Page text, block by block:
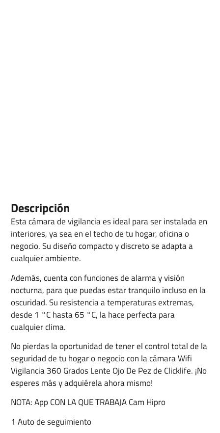
Descripción
Esta cámara de vigilancia es ideal para ser instalada en
interiores, ya sea en el techo de tu hogar, oficina o
negocio. Su diseño compacto y discreto se adapta a
cualquier ambiente.
Además, cuenta con funciones de alarma y visión
nocturna, para que puedas estar tranquilo incluso en la
oscuridad. Su resistencia a temperaturas extremas,
desde 1 °C hasta 65 °C, la hace perfecta para
cualquier clima.
No pierdas la oportunidad de tener el control total de la
seguridad de tu hogar o negocio con la cámara Wifi
Vigilancia 360 Grados Lente Ojo De Pez de Clicklife. ¡No
esperes más y adquiérela ahora mismo!
NOTA: App CON LA QUE TRABAJA Cam Hipro
1 Auto de seguimiento